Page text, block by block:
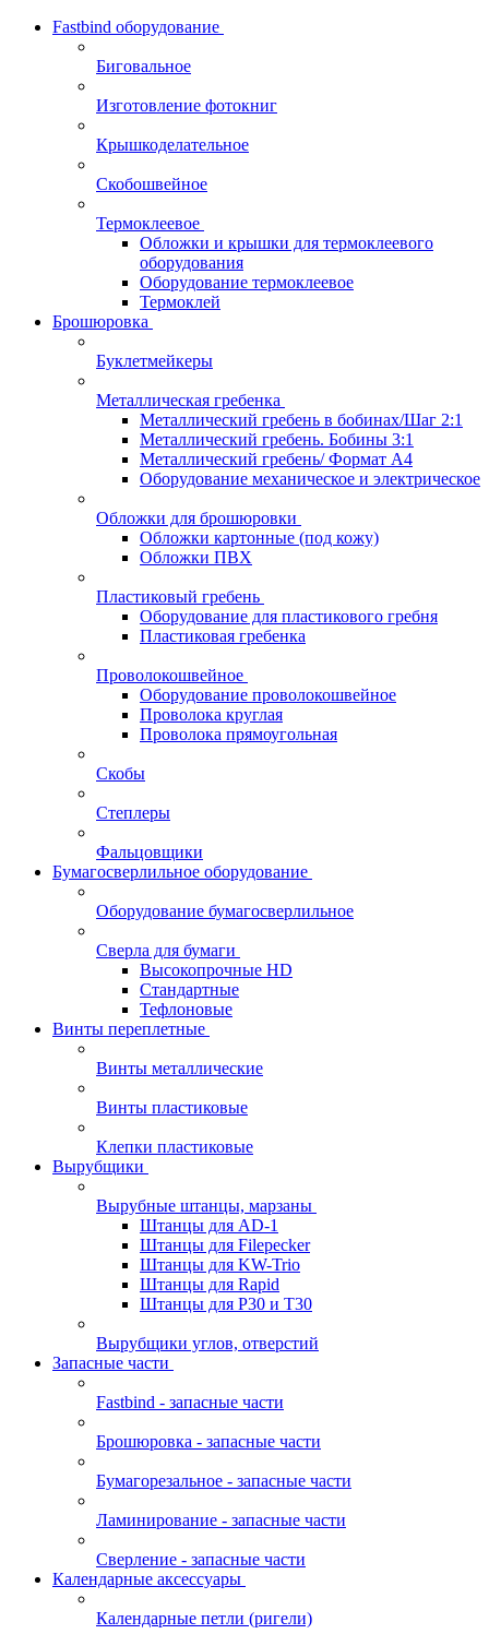
Fastbind оборудование
Биговальное
Изготовление фотокниг
Крышкоделательное
Скобошвейное
Термоклеевое
Обложки и крышки для термоклеевого
оборудования
Оборудование термоклеевое
Термоклей
Брошюровка
Буклетмейкеры
Металлическая гребенка
Металлический гребень в бобинах/Шаг 2:1
Металлический гребень. Бобины 3:1
Металлический гребень/ Формат А4
Оборудование механическое и электрическое
Обложки для брошюровки
Обложки картонные (под кожу)
Обложки ПВХ
Пластиковый гребень
Оборудование для пластикового гребня
Пластиковая гребенка
Проволокошвейное
Оборудование проволокошвейное
Проволока круглая
Проволока прямоугольная
Скобы
Степлеры
Фальцовщики
Бумагосверлильное оборудование
Оборудование бумагосверлильное
Сверла для бумаги
Высокопрочные HD
Стандартные
Тефлоновые
Винты переплетные
Винты металлические
Винты пластиковые
Клепки пластиковые
Вырубщики
Вырубные штанцы, марзаны
Штанцы для AD-1
Штанцы для Filepecker
Штанцы для KW-Trio
Штанцы для Rapid
Штанцы для Р30 и Т30
Вырубщики углов, отверстий
Запасные части
Fastbind - запасные части
Брошюровка - запасные части
Бумагорезальное - запасные части
Ламинирование - запасные части
Сверление - запасные части
Календарные аксессуары
Календарные петли (ригели)